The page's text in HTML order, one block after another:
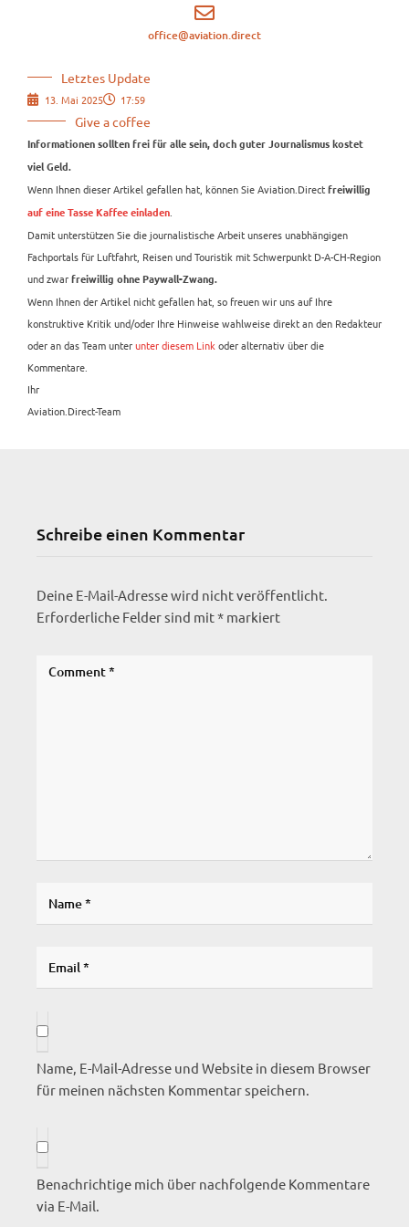
office@aviation.direct
Letztes Update
13. Mai 2025 17:59
Give a coffee
Informationen sollten frei für alle sein, doch guter Journalismus kostet
viel Geld.
Wenn Ihnen dieser Artikel gefallen hat, können Sie Aviation.Direct freiwillig
auf eine Tasse Kaffee einladen
Damit unterstützen Sie die journalistische Arbeit unseres unabhängigen
Fachportals für Luftfahrt, Reisen und Touristik mit Schwerpunkt D-A-CH-Region
und zwar freiwillig ohne Paywall-Zwang.
Wenn Ihnen der Artikel nicht gefallen hat, so freuen wir uns auf Ihre
konstruktive Kritik und/oder Ihre Hinweise wahlweise direkt an den Redakteur
oder an das Team unterunter diesem Link oder alternativ über die
Kommentare.
Ihr
Aviation.Direct-Team
Schreibe einen Kommentar
Deine E-Mail-Adresse wird nicht veröffentlicht.
Erforderliche Felder sind mit* markiert
Name, E-Mail-Adresse und Website in diesem Browser
für meinen nächsten Kommentar speichern.
Benachrichtige mich über nachfolgende Kommentare
via E-Mail.